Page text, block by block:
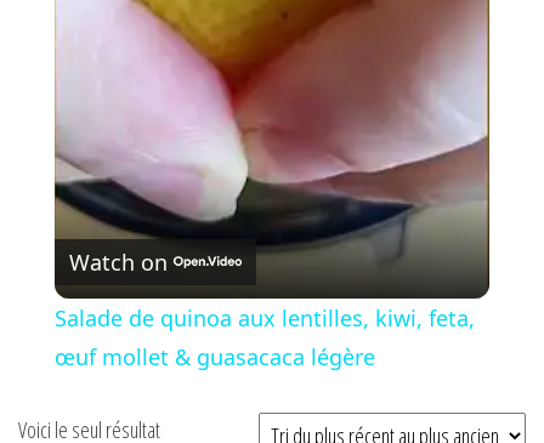
l
y
V
i
Watch on
Salade de quinoa aux lentilles, kiwi, feta,
œuf mollet & guasacaca légère
Voici le seul résultat